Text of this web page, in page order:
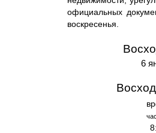
официальных
воскресенья.
6